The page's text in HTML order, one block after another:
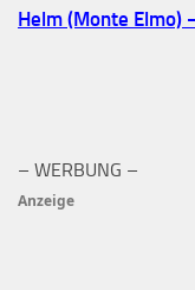
Helm (Monte Elmo)
– WERBUNG –
Anzeige